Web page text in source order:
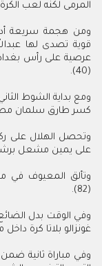
المرمى لكنه لعب الكرة
ومن هجمة سريعة
قوية تصدى لها
عرصية على رأس
(40).
ومع بداية الشوط
كسر طارق سلمان
وتحصل الهلال على
على يمين مشعل برشم
وتألق المعيوف في
(82).
وفي الوقت بدل
غونزالو بلاتا كرة
وفي مباراة ثانية